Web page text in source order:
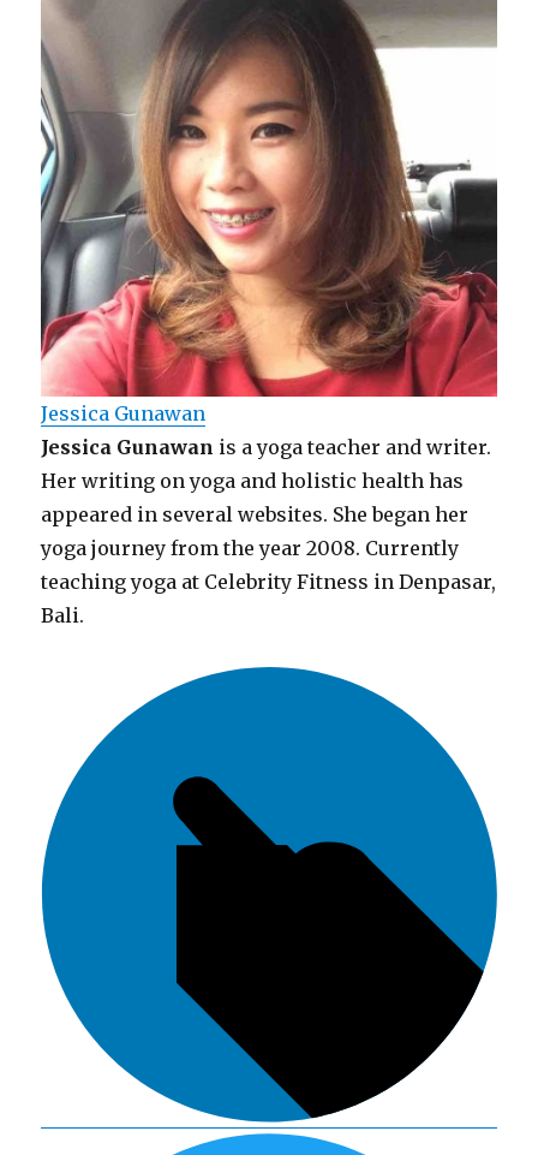
Jessica Gunawan
Jessica Gunawan is a yoga teacher and writer.
Her writing on yoga and holistic health has
appeared in several websites. She began her
yoga journey from the year 2008. Currently
teaching yoga at Celebrity Fitness in Denpasar,
Bali.